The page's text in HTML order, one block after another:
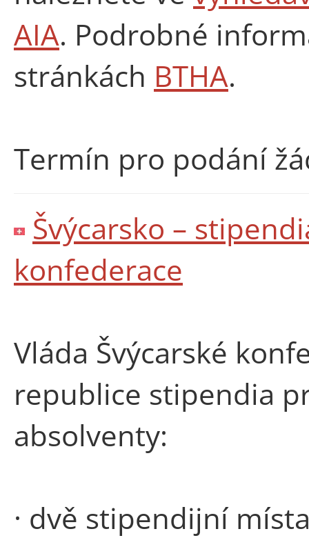
AIA. Podrobné
stránkách BTHA.
Termín pro podání
Švýcarsko –
konfederace
Vláda Švýcarské
republice stipendia
absolventy:
· dvě stipendijní